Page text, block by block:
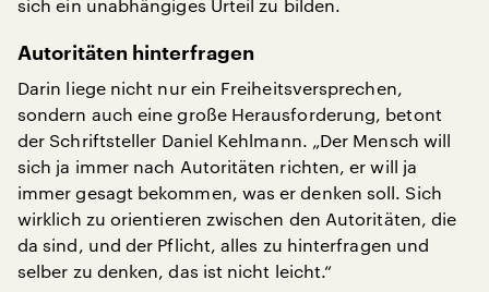
sich ein unabhängiges Urteil zu bilden.
Autoritäten hinterfragen
Darin liege nicht nur ein Freiheitsversprechen,
sondern auch eine große Herausforderung, betont
der Schriftsteller Daniel Kehlmann. „Der Mensch will
sich ja immer nach Autoritäten richten, er will ja
immer gesagt bekommen, was er denken soll. Sich
wirklich zu orientieren zwischen den Autoritäten, die
da sind, und der Pflicht, alles zu hinterfragen und
selber zu denken, das ist nicht leicht.“